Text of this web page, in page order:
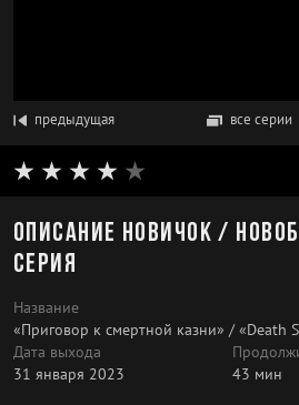
предыдущая все серии
Описание Новичок /
серия
Название
«Приговор к смертной казни» / «Death
Дата выхода
31 января 2023
43 мин